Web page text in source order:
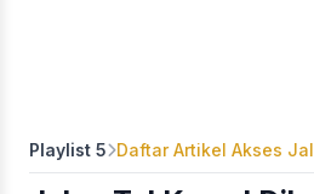
Playlist 5